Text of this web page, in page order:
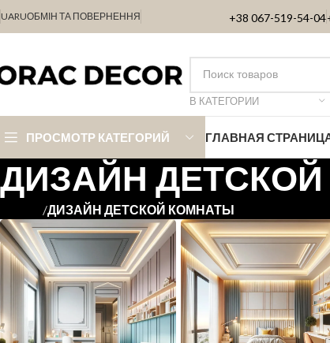
UARUОБМІН ТА ПОВЕРНЕННЯ +38 067-519-54-04
В КАТЕГОРИИ
ПРОСМОТР КАТЕГОРИЙ ГЛАВНАЯ
ДИЗАЙН
ДИЗАЙН ДЕТСКОЙ КОМНАТЫ